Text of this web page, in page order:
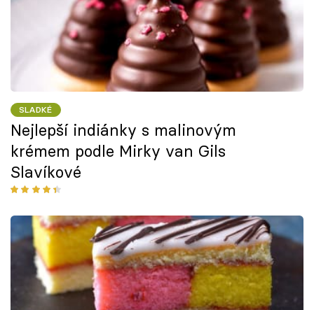
SLADKÉ
Nejlepší indiánky s malinovým
krémem podle Mirky van Gils
Slavíkové